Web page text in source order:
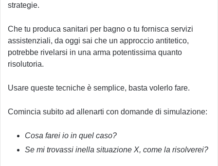
strategie.
Che tu produca sanitari per bagno o tu fornisca servizi
assistenziali, da oggi sai che un approccio antitetico,
potrebbe rivelarsi in una arma potentissima quanto
risolutoria.
Usare queste tecniche è semplice, basta volerlo fare.
Comincia subito ad allenarti con domande di simulazione:
Cosa farei io in quel caso?
Se mi trovassi inella situazione X, come la risolverei?